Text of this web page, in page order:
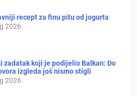
recept za finu pitu od jogurta
2026
zadatak koji je podijelio Balkan: Do
izgleda još nismo stigli
2026